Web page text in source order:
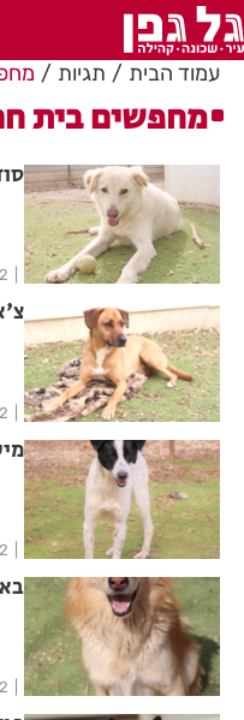
עמוד הבית תגיות
מחפשים בית